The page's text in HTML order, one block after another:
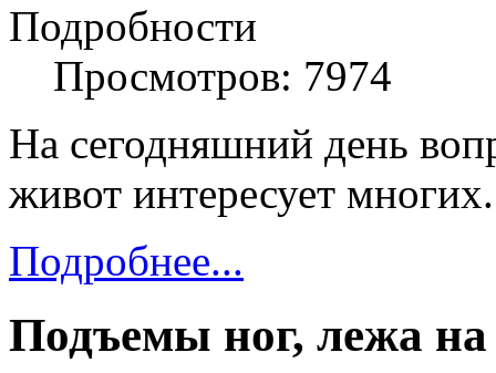
Подробности
Просмотров: 7974
На сегодняшний день
живот интересует многих.
Подробнее...
Подъемы ног, лежа на